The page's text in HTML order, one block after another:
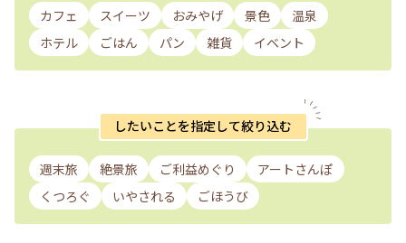
カフェ スイーツ おみやげ 景色
温泉
ホテル
ごはん パン 雑貨 イベント
したいことを指定して絞り込む
週末旅 絶景旅 ご利益めぐり
アートさんぽ
くつろぐ
いやされる ごほうび